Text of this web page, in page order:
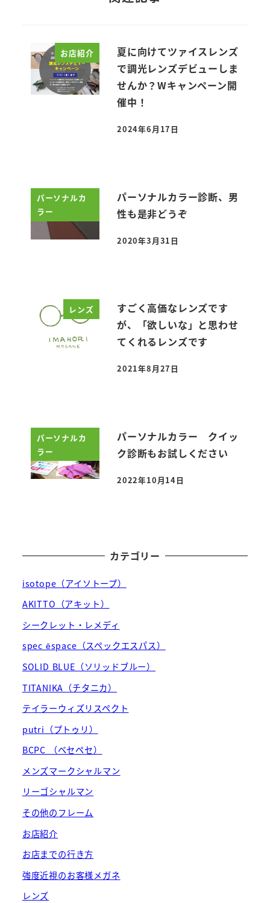
お店紹介
夏に向けてツァイスレンズ
で調光レンズデビューしま
せんか？Wキャンペーン開
催中！
投稿日
2024年6月17日
パーソナルカ
ラー
パーソナルカラー診断、男
性も是非どうぞ
投稿日
2020年3月31日
レンズ
すごく高価なレンズです
が、「欲しいな」と思わせ
てくれるレンズです
投稿日
2021年8月27日
パーソナルカ
ラー
パーソナルカラー クイッ
ク診断もお試しください
投稿日
2022年10月14日
カテゴリー
isotope（アイソトープ）
AKITTO（アキット）
シークレット・レメディ
spec ēspace（スペックエスパス）
SOLID BLUE（ソリッドブルー）
TITANIKA（チタニカ）
テイラーウィズリスペクト
putri（プトゥリ）
BCPC （ベセペセ）
メンズマークシャルマン
リーゴシャルマン
その他のフレーム
お店紹介
お店までの行き方
強度近視のお客様メガネ
レンズ